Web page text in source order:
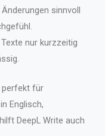
sinnvoll
nur kurzzeitig
perfekt für
Englisch,
DeepL Write auch